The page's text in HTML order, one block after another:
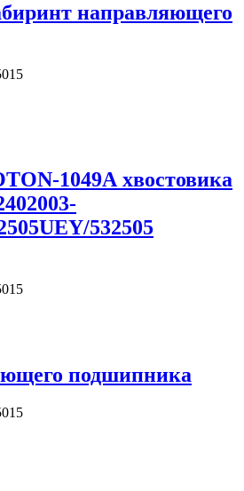
направляющего
1049А хвостовика
532505
подшипника